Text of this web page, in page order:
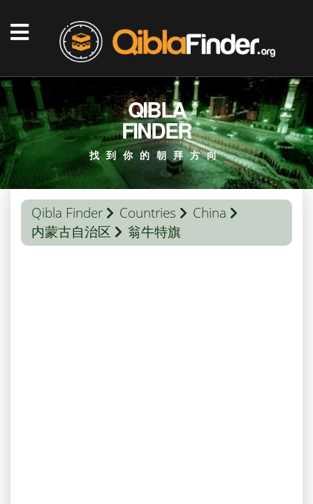
QIBLA
FINDER
找到你的朝拜方向
Qibla Finder Countries
China
内蒙古自治区
翁牛特旗